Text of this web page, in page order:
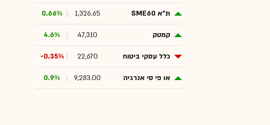
ת"א SME60 1,326.65
0.66%
קמטק 47,310
4.6%
כלל עסקי ביטוח 22,670
-0.35%
או פי סי אנרגיה 9,283.00
0.9%